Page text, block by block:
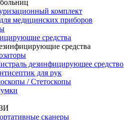
комплект
медицинских приборов
средства
средства
дезинфицирующее средство
для рук
/ Стетоскопы
сканеры